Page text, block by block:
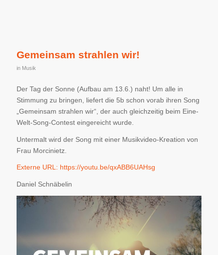
Gemeinsam strahlen wir!
in Musik
Der Tag der Sonne (Aufbau am 13.6.) naht! Um alle in
Stimmung zu bringen, liefert die 5b schon vorab ihren Song
„Gemeinsam strahlen wir“, der auch gleichzeitig beim Eine-
Welt-Song-Contest eingereicht wurde.
Untermalt wird der Song mit einer Musikvideo-Kreation von
Frau Morcinietz.
Externe URL: https://youtu.be/qxABB6UAHsg
Daniel Schnäbelin